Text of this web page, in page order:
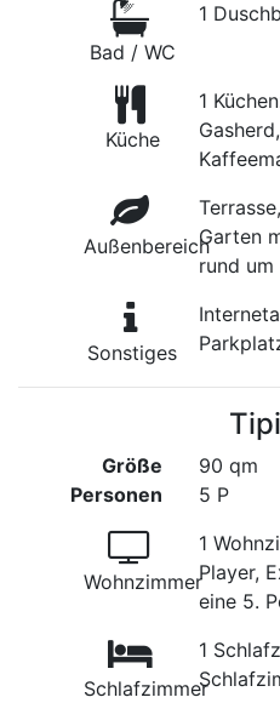
Bad / WC
1
Küche
1
AußenbereichGarten
rund um
Sonstiges
Größe
Personen
90 qm
5 P
Wohnzimmer
1
Player,
eine 5.
Schlafzimmer
1